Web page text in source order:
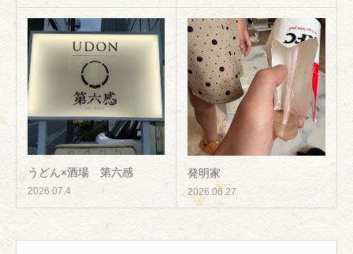
うどん×酒場 第六感
2026.07.4
発明家
2026.06.27